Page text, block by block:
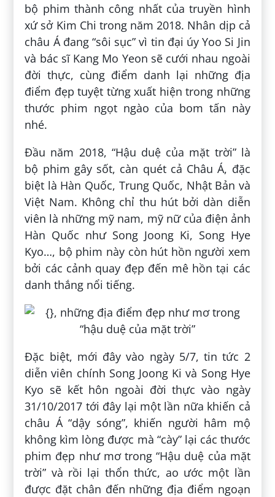
bộ phim thành công nhất của truyền hình
xứ sở Kim Chi trong năm 2018. Nhân dịp cả
châu Á đang “sôi sục” vì tin đại úy Yoo Si Jin
và bác sĩ Kang Mo Yeon sẽ cưới nhau ngoài
đời thực, cùng điểm danh lại những địa
điểm đẹp tuyệt từng xuất hiện trong những
thước phim ngọt ngào của bom tấn này
nhé.
Đầu năm 2018, “Hậu duệ của mặt trời” là
bộ phim gây sốt, càn quét cả Châu Á, đặc
biệt là Hàn Quốc, Trung Quốc, Nhật Bản và
Việt Nam. Không chỉ thu hút bởi dàn diễn
viên là những mỹ nam, mỹ nữ của điện ảnh
Hàn Quốc như Song Joong Ki, Song Hye
Kyo…, bộ phim này còn hút hồn người xem
bởi các cảnh quay đẹp đến mê hồn tại các
danh thắng nổi tiếng.
Đặc biệt, mới đây vào ngày 5/7, tin tức 2
diễn viên chính Song Joong Ki và Song Hye
Kyo sẽ kết hôn ngoài đời thực vào ngày
31/10/2017 tới đây lại một lần nữa khiến cả
châu Á “dậy sóng”, khiến người hâm mộ
không kìm lòng được mà “cày” lại các thước
phim đẹp như mơ trong “Hậu duệ của mặt
trời” và rồi lại thổn thức, ao ước một lần
được đặt chân đến những địa điểm ngoạn